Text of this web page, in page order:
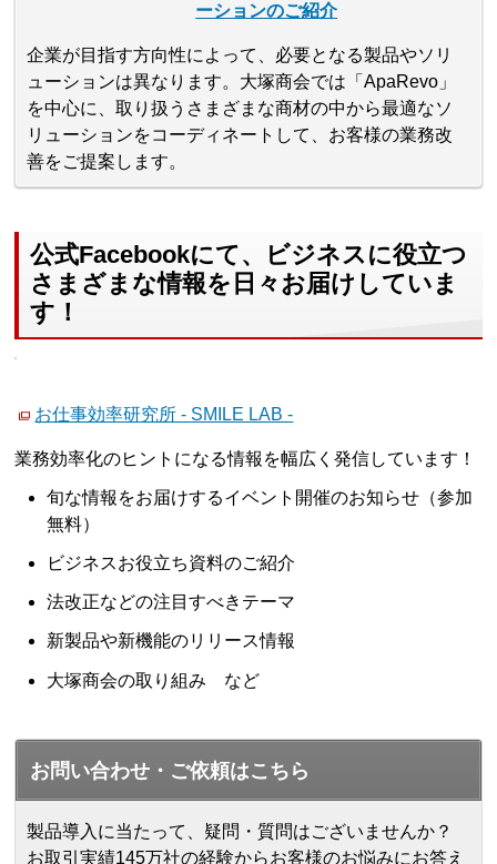
ーションのご紹介
企業が目指す方向性によって、必要となる製品やソリ
ューションは異なります。大塚商会では「ApaRevo」
を中心に、取り扱うさまざまな商材の中から最適なソ
リューションをコーディネートして、お客様の業務改
善をご提案します。
公式Facebookにて、ビジネスに役立つ
さまざまな情報を日々お届けしていま
す！
お仕事効率研究所 - SMILE LAB -
業務効率化のヒントになる情報を幅広く発信しています！
旬な情報をお届けするイベント開催のお知らせ（参加
無料）
ビジネスお役立ち資料のご紹介
法改正などの注目すべきテーマ
新製品や新機能のリリース情報
大塚商会の取り組み など
お問い合わせ・ご依頼はこちら
製品導入に当たって、疑問・質問はございませんか？
お取引実績145万社の経験からお客様のお悩みにお答え